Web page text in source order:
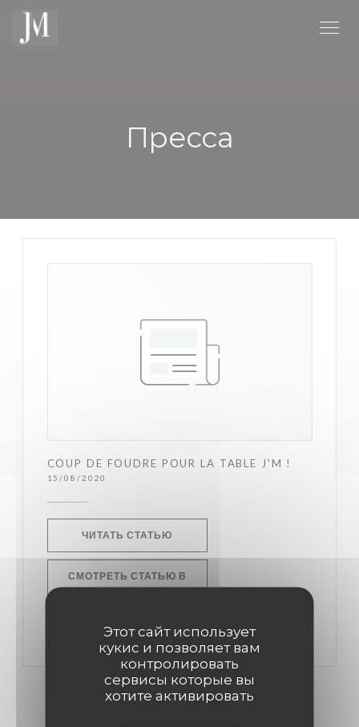
Панель управления cookies
Этот сайт использует
кукис и позволяет вам
контролировать
сервисы которые вы
хотите активировать
Пресса
COUP DE FOUDRE POUR LA TABLE J'M !
15/08/2020
ЧИТАТЬ СТАТЬЮ
СМОТРЕТЬ СТАТЬЮ В
((ОТКРЫВАЕТСЯ В НОВОМ ОКНЕ))